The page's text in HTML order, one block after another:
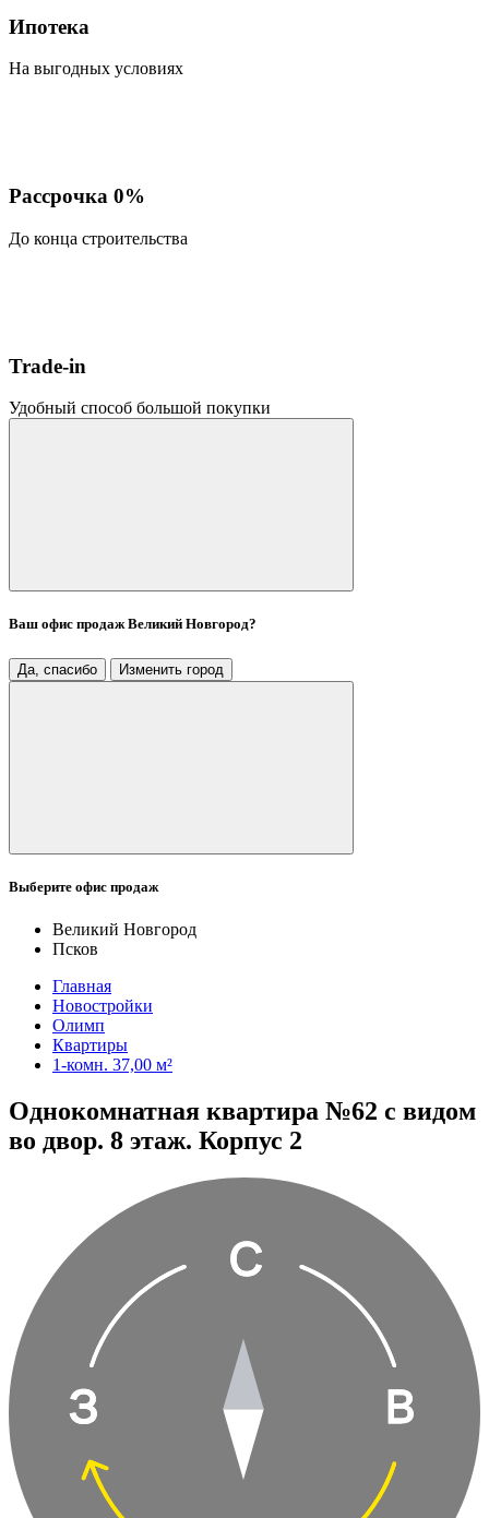
Ипотека
На выгодных условиях
Рассрочка 0%
До конца строительства
Trade-in
Удобный способ большой покупки
Ваш офис продажВеликий Новгород?
Да, спасибо Изменить город
Выберите офис продаж
Великий Новгород
Псков
Главная
Новостройки
Олимп
Квартиры
1-комн. 37,00 м²
Однокомнатная квартира №62 с видом
во двор. 8 этаж. Корпус 2